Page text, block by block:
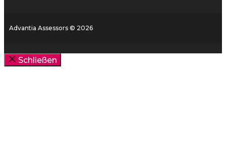
Advantia Assessors © 2026
Schließen